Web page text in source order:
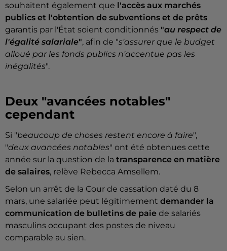
souhaitent également que l'accès aux marchés
publics et l'obtention de subventions et de prêts
garantis par l'État soient conditionnés "au respect de
l'égalité salariale", afin de "s'assurer que le budget
alloué par les fonds publics n'accentue pas les
inégalités".
Deux "avancées notables"
cependant
Si "beaucoup de choses restent encore à faire",
"deux avancées notables" ont été obtenues cette
année sur la question de la transparence en matière
de salaires, relève Rebecca Amsellem.
Selon un arrêt de la Cour de cassation daté du 8
mars, une salariée peut légitimement demander la
communication de bulletins de paie de salariés
masculins occupant des postes de niveau
comparable au sien.